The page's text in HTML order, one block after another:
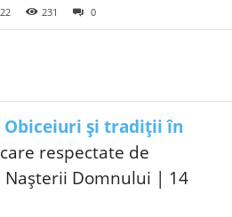
231 0
Obiceiuri și tradiții în
care respectate de
Nașterii Domnului | 14